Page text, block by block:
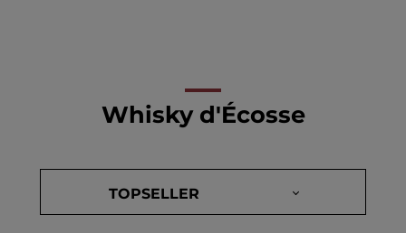
Whisky d'Écosse